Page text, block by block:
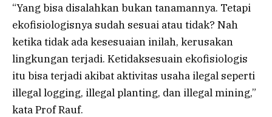
“Yang bisa disalahkan bukan tanamannya. Tetapi
ekofisiologisnya sudah sesuai atau tidak? Nah
ketika tidak ada kesesuaian inilah, kerusakan
lingkungan terjadi. Ketidaksesuain ekofisiologis
itu bisa terjadi akibat aktivitas usaha ilegal seperti
illegal logging, illegal planting, dan illegal mining,”
kata Prof Rauf.